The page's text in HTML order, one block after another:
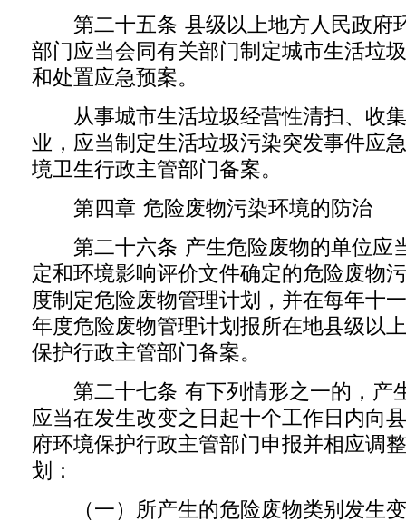
第二十五条 县级以上地方人民政府
部门应当会同有关部门制定城市生活垃
和处置应急预案。
从事城市生活垃圾经营性清扫、收
业，应当制定生活垃圾污染突发事件应
境卫生行政主管部门备案。
第四章 危险废物污染环境的防治
第二十六条 产生危险废物的单位应
定和环境影响评价文件确定的危险废物
度制定危险废物管理计划，并在每年十
年度危险废物管理计划报所在地县级以
保护行政主管部门备案。
第二十七条 有下列情形之一的，产
应当在发生改变之日起十个工作日内向
府环境保护行政主管部门申报并相应调
划：
（一）所产生的危险废物类别发生